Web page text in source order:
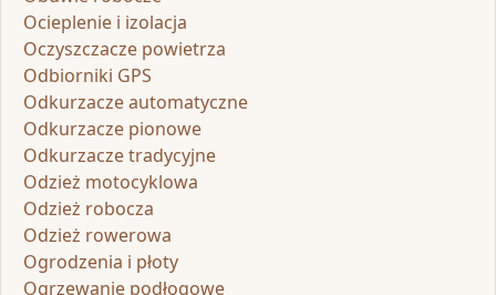
Ocieplenie i izolacja
Oczyszczacze powietrza
Odbiorniki GPS
Odkurzacze automatyczne
Odkurzacze pionowe
Odkurzacze tradycyjne
Odzież motocyklowa
Odzież robocza
Odzież rowerowa
Ogrodzenia i płoty
Ogrzewanie podłogowe